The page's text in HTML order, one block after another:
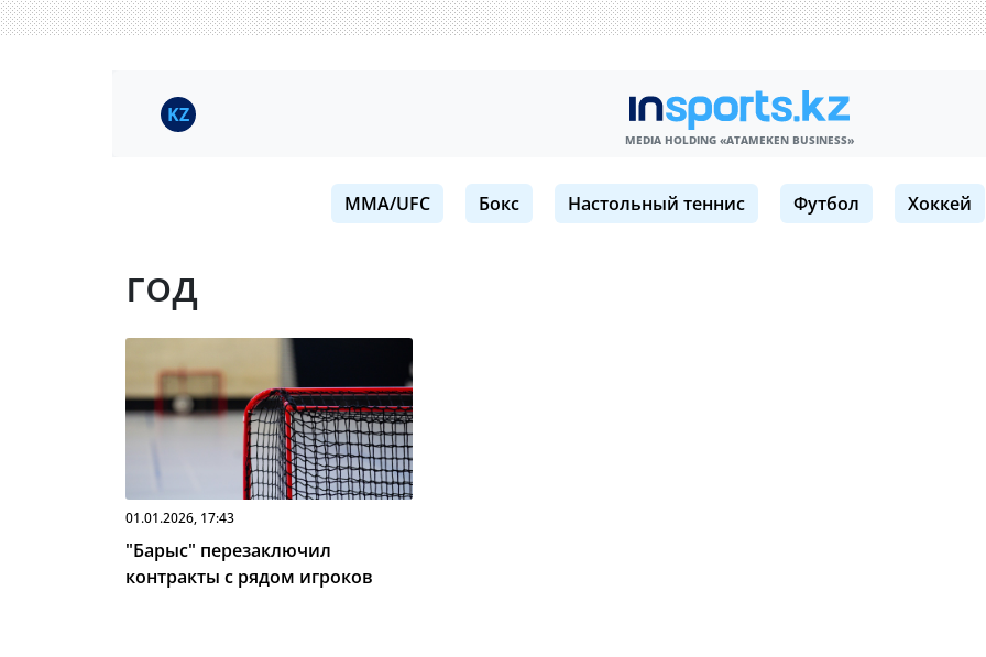
KZ
MEDIA HOLDING «ATAMEKЕN BUSINESS»
MMA/UFC Бокс Настольный теннис Футбол Хоккей
год
01.01.2026, 17:43
"Барыс" перезаключил
контракты с рядом игроков